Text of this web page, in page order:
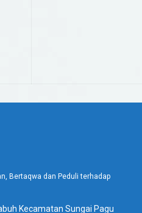
Bertaqwa dan Peduli terhadap
Kecamatan Sungai Pagu